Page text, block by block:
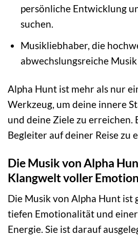
persönliche Entwicklung
suchen.
Musikliebhaber, die
abwechslungsreiche
Alpha Hunt ist mehr als nur
Werkzeug, um deine innere
und deine Ziele zu erreichen.
Begleiter auf deiner Reise zu
Die Musik von Alpha
Klangwelt voller
Die Musik von Alpha Hunt ist
tiefen Emotionalität und
Energie. Sie ist darauf